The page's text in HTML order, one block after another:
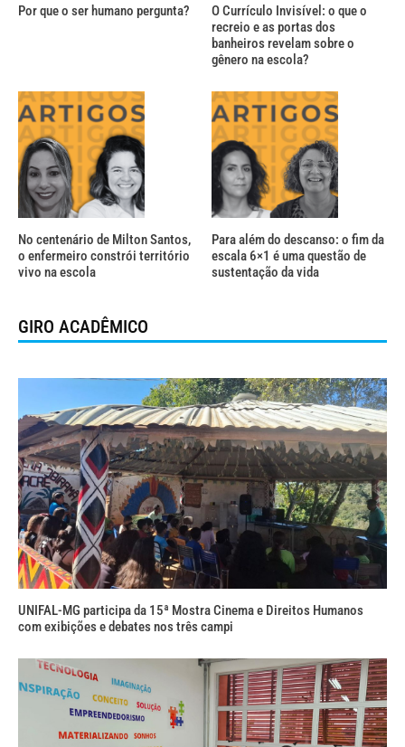
Por que o ser humano pergunta?
O Currículo Invisível: o que o
recreio e as portas dos
banheiros revelam sobre o
gênero na escola?
No centenário de Milton Santos,
o enfermeiro constrói território
vivo na escola
Para além do descanso: o fim da
escala 6×1 é uma questão de
sustentação da vida
GIRO ACADÊMICO
UNIFAL-MG participa da 15ª Mostra Cinema e Direitos Humanos
com exibições e debates nos três campi